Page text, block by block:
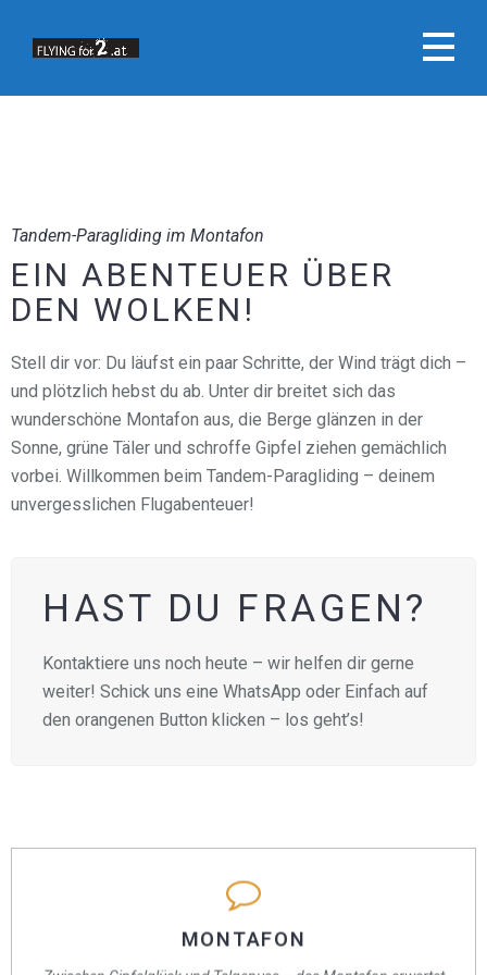
Tandem-Paragliding im Montafon
EIN ABENTEUER ÜBER
DEN WOLKEN!
Stell dir vor: Du läufst ein paar Schritte, der Wind trägt dich –
und plötzlich hebst du ab. Unter dir breitet sich das
wunderschöne Montafon aus, die Berge glänzen in der
Sonne, grüne Täler und schroffe Gipfel ziehen gemächlich
vorbei. Willkommen beim Tandem-Paragliding – deinem
unvergesslichen Flugabenteuer!
HAST DU FRAGEN?
Kontaktiere uns noch heute – wir helfen dir gerne
weiter! Schick uns eine WhatsApp oder Einfach auf
den orangenen Button klicken – los geht’s!
MONTAFON